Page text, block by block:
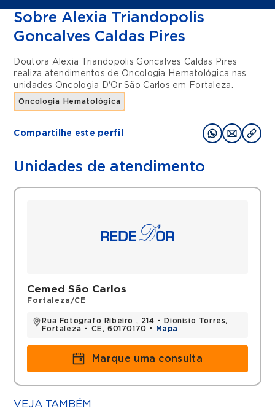
Sobre Alexia Triandopolis
Goncalves Caldas Pires
Doutora Alexia Triandopolis Goncalves Caldas Pires
realiza atendimentos de Oncologia Hematológica nas
unidades Oncologia D'Or São Carlos em Fortaleza.
Oncologia Hematológica
Compartilhe este perfil
Unidades de atendimento
Cemed São Carlos
Fortaleza/CE
Rua Fotografo Ribeiro , 214 - Dionisio Torres,
Fortaleza - CE, 60170170 •
Mapa
Marque uma consulta
VEJA TAMBÉM